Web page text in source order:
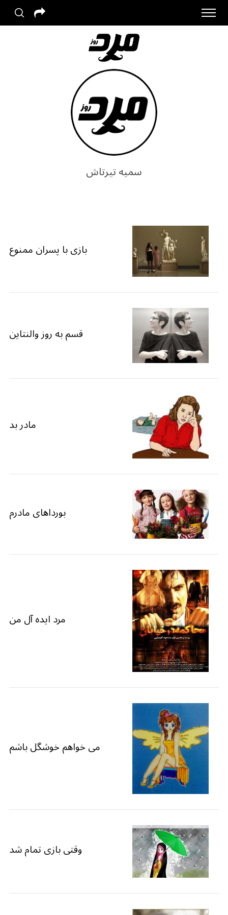
سمیه تیرتاش
بازی با پسران ممنوع
قسم به روز والنتاین
مادر بد
بورداهای مادرم
مرد ایده آل من
می خواهم خوشگل باشم
وقتی بازی تمام شد